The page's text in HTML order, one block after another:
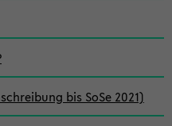
bis SoSe 2021)